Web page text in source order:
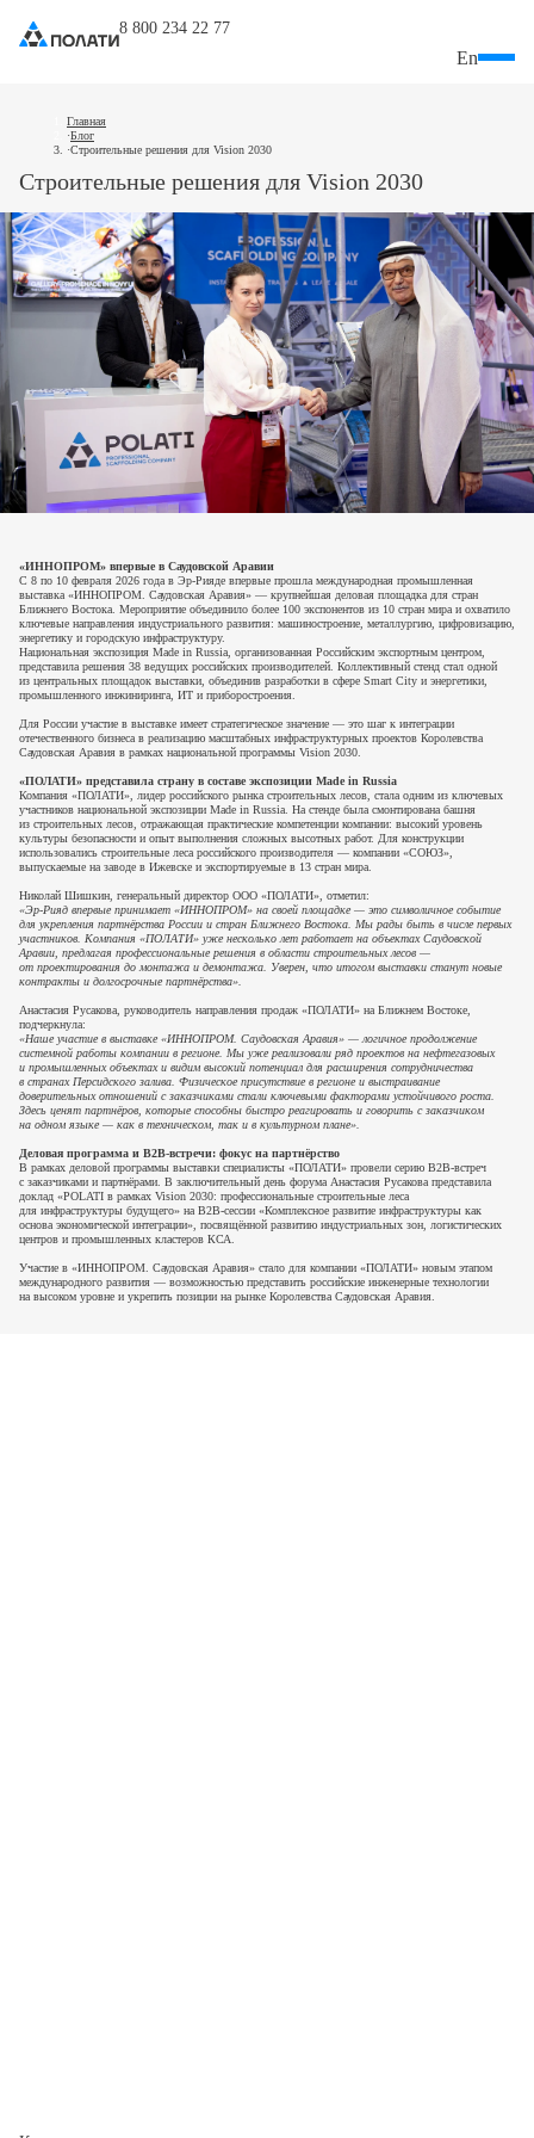
8 800 234 22 77
En
Главная
Блог
Строительные решения для Vision 2030
Строительные решения для Vision 2030
«ИННОПРОМ» впервые в Саудовской Аравии
С 8 по 10 февраля 2026 года в Эр-Рияде впервые прошла международная промышленная
выставка «ИННОПРОМ. Саудовская Аравия» — крупнейшая деловая площадка для стран
Ближнего Востока. Мероприятие объединило более 100 экспонентов из 10 стран мира и охватило
ключевые направления индустриального развития: машиностроение, металлургию, цифровизацию,
энергетику и городскую инфраструктуру.
Национальная экспозиция Made in Russia, организованная Российским экспортным центром,
представила решения 38 ведущих российских производителей. Коллективный стенд стал одной
из центральных площадок выставки, объединив разработки в сфере Smart City и энергетики,
промышленного инжиниринга, ИТ и приборостроения.
Для России участие в выставке имеет стратегическое значение — это шаг к интеграции
отечественного бизнеса в реализацию масштабных инфраструктурных проектов Королевства
Саудовская Аравия в рамках национальной программы Vision 2030.
«ПОЛАТИ» представила страну в составе экспозиции Made in Russia
Компания «ПОЛАТИ», лидер российского рынка строительных лесов, стала одним из ключевых
участников национальной экспозиции Made in Russia. На стенде была смонтирована башня
из строительных лесов, отражающая практические компетенции компании: высокий уровень
культуры безопасности и опыт выполнения сложных высотных работ. Для конструкции
использовались строительные леса российского производителя — компании «СОЮЗ»,
выпускаемые на заводе в Ижевске и экспортируемые в 13 стран мира.
Николай Шишкин, генеральный директор ООО «ПОЛАТИ», отметил:
«Эр-Рияд впервые принимает «ИННОПРОМ» на своей площадке — это символичное событие
для укрепления партнёрства России и стран Ближнего Востока. Мы рады быть в числе первых
участников. Компания «ПОЛАТИ» уже несколько лет работает на объектах Саудовской
Аравии, предлагая профессиональные решения в области строительных лесов —
от проектирования до монтажа и демонтажа. Уверен, что итогом выставки станут новые
контракты и долгосрочные партнёрства».
Анастасия Русакова, руководитель направления продаж «ПОЛАТИ» на Ближнем Востоке,
подчеркнула:
«Наше участие в выставке «ИННОПРОМ. Саудовская Аравия» — логичное продолжение
системной работы компании в регионе. Мы уже реализовали ряд проектов на нефтегазовых
и промышленных объектах и видим высокий потенциал для расширения сотрудничества
в странах Персидского залива. Физическое присутствие в регионе и выстраивание
доверительных отношений с заказчиками стали ключевыми факторами устойчивого роста.
Здесь ценят партнёров, которые способны быстро реагировать и говорить с заказчиком
на одном языке — как в техническом, так и в культурном плане».
Деловая программа и B2B-встречи: фокус на партнёрство
В рамках деловой программы выставки специалисты «ПОЛАТИ» провели серию B2B-встреч
с заказчиками и партнёрами. В заключительный день форума Анастасия Русакова представила
доклад «POLATI в рамках Vision 2030: профессиональные строительные леса
для инфраструктуры будущего» на B2B-сессии «Комплексное развитие инфраструктуры как
основа экономической интеграции», посвящённой развитию индустриальных зон, логистических
центров и промышленных кластеров КСА.
Участие в «ИННОПРОМ. Саудовская Аравия» стало для компании «ПОЛАТИ» новым этапом
международного развития — возможностью представить российские инженерные технологии
на высоком уровне и укрепить позиции на рынке Королевства Саудовская Аравия.